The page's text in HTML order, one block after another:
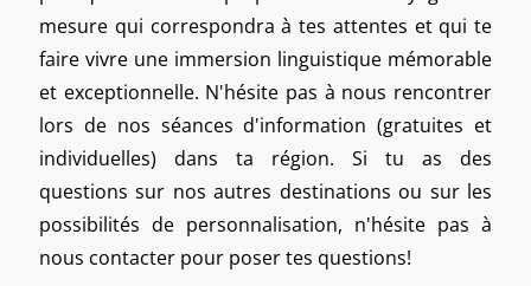
mesure qui correspondra à tes attentes et qui te
faire vivre une immersion linguistique mémorable
et exceptionnelle. N'hésite pas à nous rencontrer
lors de nos séances d'information (gratuites et
individuelles) dans ta région. Si tu as des
questions sur nos autres destinations ou sur les
possibilités de personnalisation, n'hésite pas à
nous contacter pour poser tes questions!